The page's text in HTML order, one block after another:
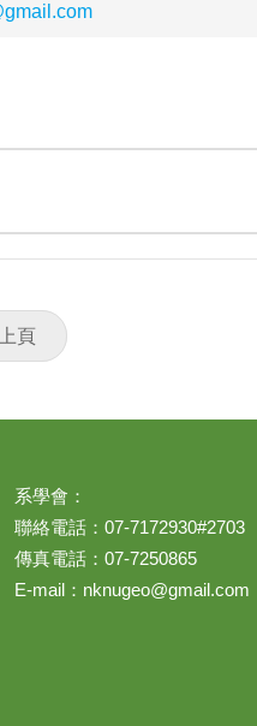
頁
系學會：
聯絡電話：07-7172930#2703
傳真電話：07-7250865
E-mail： nknugeo@gmail.com